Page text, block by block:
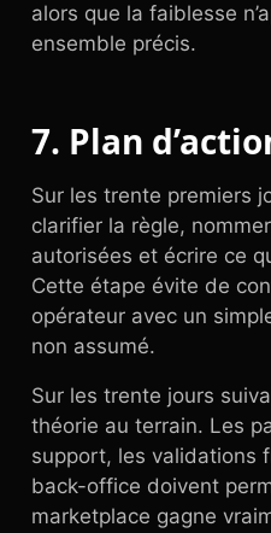
alors que la faiblesse
ensemble précis.
7. Plan
Sur les trente premiers
clarifier la règle,
autorisées et écrire ce
Cette étape évite de
opérateur avec un
non assumé.
Sur les trente jours
théorie au terrain. Les
support, les validations
back-office doivent
marketplace gagne